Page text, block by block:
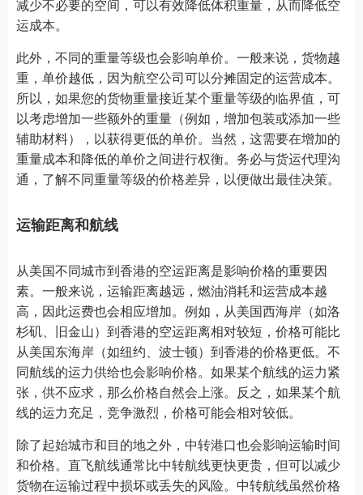
减少不必要的空间，可以有效降低体积重量，从而降低空
运成本。
此外，不同的重量等级也会影响单价。一般来说，货物越
重，单价越低，因为航空公司可以分摊固定的运营成本。
所以，如果您的货物重量接近某个重量等级的临界值，可
以考虑增加一些额外的重量（例如，增加包装或添加一些
辅助材料），以获得更低的单价。当然，这需要在增加的
重量成本和降低的单价之间进行权衡。务必与货运代理沟
通，了解不同重量等级的价格差异，以便做出最佳决策。
运输距离和航线
从美国不同城市到香港的空运距离是影响价格的重要因
素。一般来说，运输距离越远，燃油消耗和运营成本越
高，因此运费也会相应增加。例如，从美国西海岸（如洛
杉矶、旧金山）到香港的空运距离相对较短，价格可能比
从美国东海岸（如纽约、波士顿）到香港的价格更低。不
同航线的运力供给也会影响价格。如果某个航线的运力紧
张，供不应求，那么价格自然会上涨。反之，如果某个航
线的运力充足，竞争激烈，价格可能会相对较低。
除了起始城市和目的地之外，中转港口也会影响运输时间
和价格。直飞航线通常比中转航线更快更贵，但可以减少
货物在运输过程中损坏或丢失的风险。中转航线虽然价格